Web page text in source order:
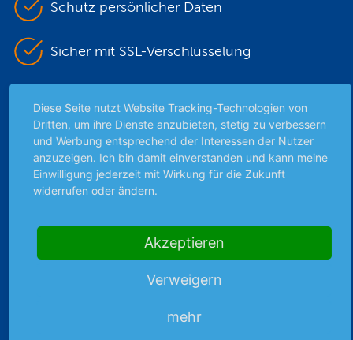
Schutz persönlicher Daten
Sicher mit SSL-Verschlüsselung
Highlights
Archiv
Börsenbericht
Börsengerüchte
Börsennews
Diese Seite nutzt Website Tracking-Technologien von
Dritten, um ihre Dienste anzubieten, stetig zu verbessern
und Werbung entsprechend der Interessen der Nutzer
anzuzeigen. Ich bin damit einverstanden und kann meine
Einwilligung jederzeit mit Wirkung für die Zukunft
widerrufen oder ändern.
Akzeptieren
Verweigern
mehr